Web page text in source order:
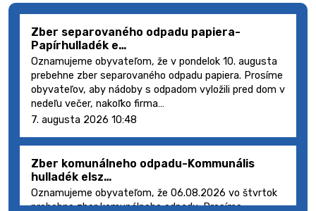
Zber separovaného odpadu papiera-
Papírhulladék e…
Oznamujeme obyvateľom, že v pondelok 10. augusta
prebehne zber separovaného odpadu papiera. Prosíme
obyvateľov, aby nádoby s odpadom vyložili pred dom v
nedeľu večer, nakoľko firma…
7. augusta 2026 10:48
Zber komunálneho odpadu-Kommunális
hulladék elsz…
Oznamujeme obyvateľom, že 06.08.2026 vo štvrtok
prebehne zber komunálneho odpadu. Prosíme